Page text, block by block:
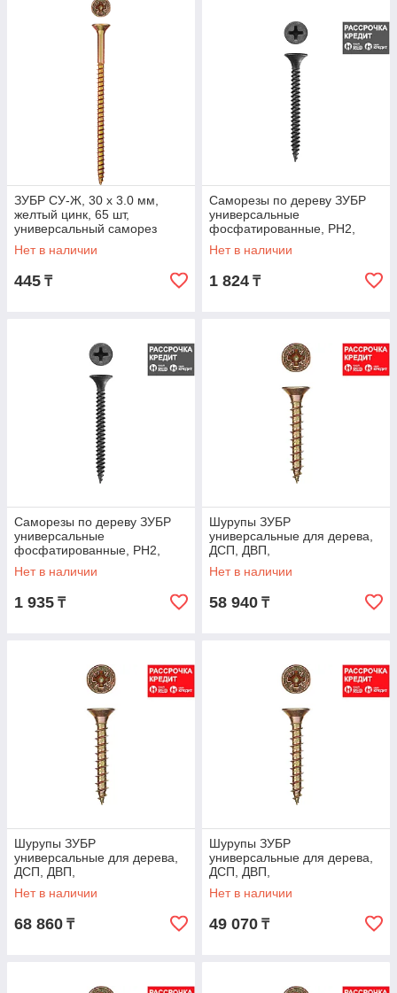
ЗУБР СУ-Ж, 30 х 3.0 мм,
желтый цинк, 65 шт,
универсальный саморез
(300396-30-030)
Нет в наличии
445 ₸
Саморезы по дереву ЗУБР
универсальные
фосфатированные, PH2,
3,5х30мм, ТФ2, 900шт, 4-
300012-35-030
Нет в наличии
1 824 ₸
Саморезы по дереву ЗУБР
универсальные
фосфатированные, PH2,
3,5х40мм, ТФ2, 700шт, 4-
300012-35-040
Нет в наличии
1 935 ₸
Шурупы ЗУБР
универсальные для дерева,
ДСП, ДВП,
желтопассивированные, PZ,
3,0х12мм, ТФ0, 39000шт,
Нет в наличии
58 940 ₸
Шурупы ЗУБР
универсальные для дерева,
ДСП, ДВП,
желтопассивированные, PZ,
3,0х15мм, ТФ0, 30000шт,
Нет в наличии
68 860 ₸
Шурупы ЗУБР
универсальные для дерева,
ДСП, ДВП,
желтопассивированные, PZ,
3,0х20мм, ТФ0, 19000шт,
Нет в наличии
49 070 ₸